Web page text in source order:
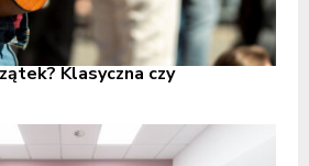
Klasyczna czy